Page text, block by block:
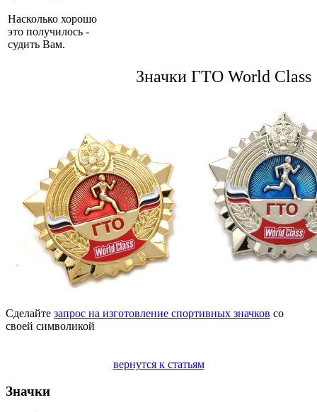
Насколько хорошо
это получилось -
судить Вам.
Значки ГТО World Class
Сделайте запрос на изготовление спортивных значков со
своей символикой
вернутся к статьям
Значки